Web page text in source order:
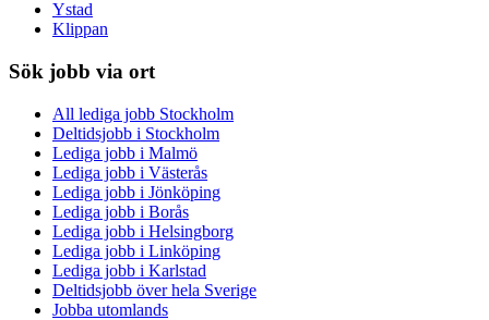
Ystad
Klippan
Sök jobb via ort
All lediga jobb Stockholm
Deltidsjobb i Stockholm
Lediga jobb i Malmö
Lediga jobb i Västerås
Lediga jobb i Jönköping
Lediga jobb i Borås
Lediga jobb i Helsingborg
Lediga jobb i Linköping
Lediga jobb i Karlstad
Deltidsjobb över hela Sverige
Jobba utomlands